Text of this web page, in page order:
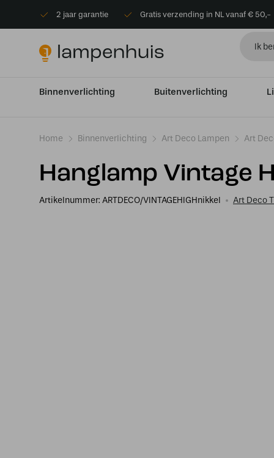
2 jaar garantie Gratis verzending in NL vanaf € 50,-
Binnenverlichting Buitenverlichting
Home Binnenverlichting Art Deco Lampen Art
Hanglamp Vintage
Artikelnummer: ARTDECO/VINTAGEHIGHnikkel Art Deco